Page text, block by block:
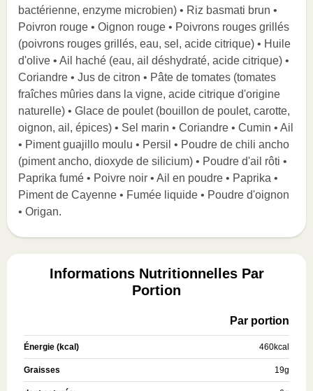
bactérienne, enzyme microbien) • Riz basmati brun •
Poivron rouge • Oignon rouge • Poivrons rouges grillés
(poivrons rouges grillés, eau, sel, acide citrique) • Huile
d'olive • Ail haché (eau, ail déshydraté, acide citrique) •
Coriandre • Jus de citron • Pâte de tomates (tomates
fraîches mûries dans la vigne, acide citrique d'origine
naturelle) • Glace de poulet (bouillon de poulet, carotte,
oignon, ail, épices) • Sel marin • Coriandre • Cumin • Ail
• Piment guajillo moulu • Persil • Poudre de chili ancho
(piment ancho, dioxyde de silicium) • Poudre d'ail rôti •
Paprika fumé • Poivre noir • Ail en poudre • Paprika •
Piment de Cayenne • Fumée liquide • Poudre d'oignon
• Origan.
Informations Nutritionnelles Par
Portion
Par portion
Énergie (kcal) 460kcal
Graisses 19g